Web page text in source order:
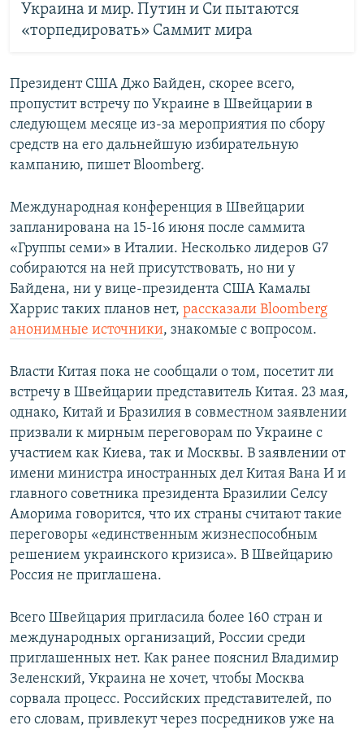
Украина и мир. Путин и Си пытаются
«торпедировать» Саммит мира
Президент США Джо Байден, скорее всего,
пропустит встречу по Украине в Швейцарии в
следующем месяце из-за мероприятия по сбору
средств на его дальнейшую избирательную
кампанию, пишет Bloomberg.
Международная конференция в Швейцарии
запланирована на 15-16 июня после саммита
«Группы семи» в Италии. Несколько лидеров G7
собираются на ней присутствовать, но ни у
Байдена, ни у вице-президента США Камалы
Харрис таких планов нет, рассказали Bloomberg
анонимные источники, знакомые с вопросом.
Власти Китая пока не сообщали о том, посетит ли
встречу в Швейцарии представитель Китая. 23 мая,
однако, Китай и Бразилия в совместном заявлении
призвали к мирным переговорам по Украине с
участием как Киева, так и Москвы. В заявлении от
имени министра иностранных дел Китая Вана И и
главного советника президента Бразилии Селсу
Аморима говорится, что их страны считают такие
переговоры «единственным жизнеспособным
решением украинского кризиса». В Швейцарию
Россия не приглашена.
Всего Швейцария пригласила более 160 стран и
международных организаций, России среди
приглашенных нет. Как ранее пояснил Владимир
Зеленский, Украина не хочет, чтобы Москва
сорвала процесс. Российских представителей, по
его словам, привлекут через посредников уже на